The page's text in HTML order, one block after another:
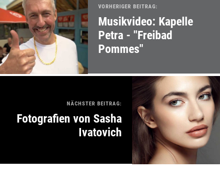
VORHERIGER BEITRAG:
Musikvideo: Kapelle
Petra - "Freibad
Pommes"
NÄCHSTER BEITRAG:
Fotografien von Sasha
Ivatovich